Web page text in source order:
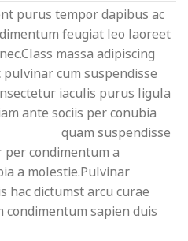
purus tempor dapibus ac
feugiat leo laoreet
massa adipiscing
cum suspendisse
iaculis purus ligula
ante sociis per conubia
quam suspendisse
condimentum a
a molestie.Pulvinar
hac dictumst arcu curae
sapien duis